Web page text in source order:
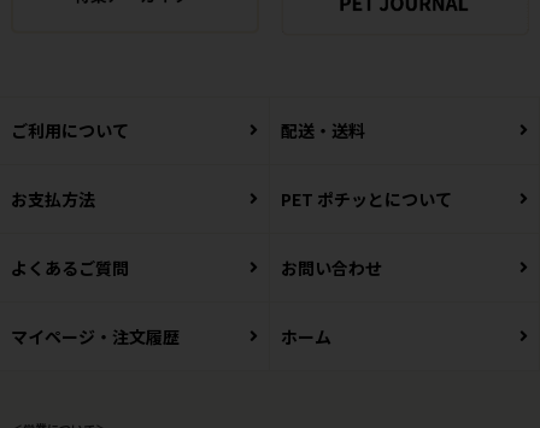
ご利用について 配送・送料
お支払方法 PET ポチッとについて
よくあるご質問 お問い合わせ
マイページ・注文履歴 ホーム